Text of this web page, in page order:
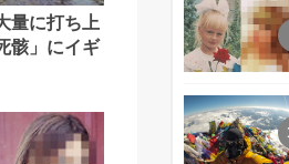
量に打ち上
骸」にイギ